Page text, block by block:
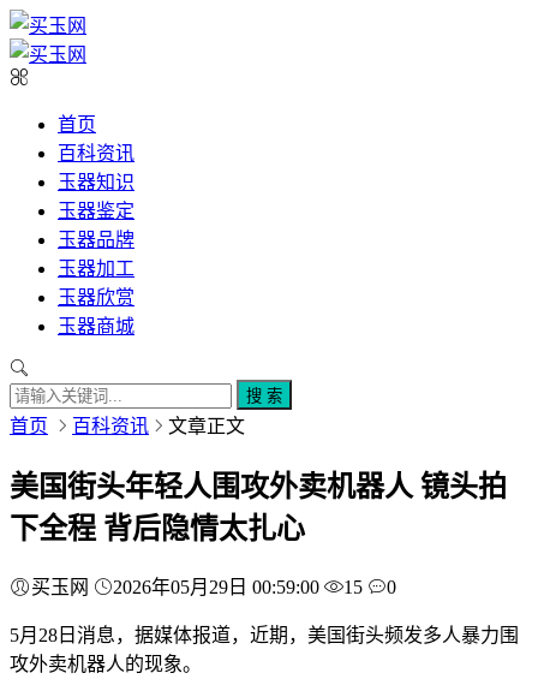
首页
百科资讯
玉器知识
玉器鉴定
玉器品牌
玉器加工
玉器欣赏
玉器商城
搜 索
首页 百科资讯 文章正文
美国街头年轻人围攻外卖机器人 镜头拍
下全程 背后隐情太扎心
买玉网 2026年05月29日 00:59:00 15 0
5月28日消息，据媒体报道，近期，美国街头频发多人暴力围
攻外卖机器人的现象。